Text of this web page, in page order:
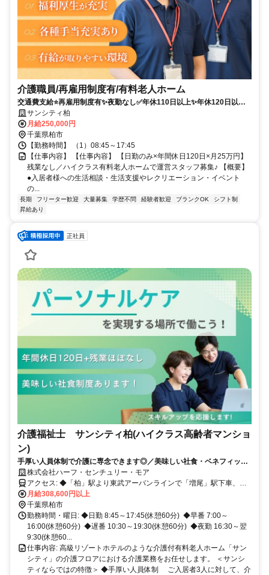
介護職員/再雇用制度有/有料老人ホーム
交通費支給⭐️再雇用制度有✨夜勤なし✅️年休110日以上✨年休120日以上
⭕️担当者オススメ✨残業なし❗️経験者優遇⭐️車通勤ＯＫ✊️駅チカ
サンシティ柏
月給250,000円
千葉県柏市
【勤務時間】 （1）08:45～17:45
【仕事内容】 【仕事内容】 【日勤のみ×年間休日120日×月25万円】
残業なし／ハイクラス有料老人ホームで運営スタッフ募集♪ 【概要】
●入居者様への生活相談・生活支援やレクリエーション・イベント
の...
長期 フリーター歓迎 大量募集 学歴不問 経験者歓迎 ブランクOK
シフト制
昇給あり
正社員
介護福祉士 サンシティ柏(ハイクラス高齢者マンショ
ン)
手厚い人員体制で介護に専念できます◎／美味しい社食・ベネフィット
ワン採用など充実した福利厚生
株式会社ハーフ・センチュリー・モア
アクセス: ◆「柏」駅より東武アーバンラインで「増尾」駅下車、徒
歩6分 ◆「船橋」駅より東武アーバンバークラインで「増尾」駅下
車、徒歩6分
月給308,600円以上
千葉県柏市
勤務時間・曜日: ◆日勤 8:45～17:45(休憩60分) ◆早番 7:00～
16:00(休憩60分) ◆遅番 10:30～19:30(休憩60分) ◆夜勤 16:30～翌
9:30(休憩60...
仕事内容: 高級リゾートホテルのような介護付有料老人ホーム「サン
シティ」の介護フロアにおける介護業務をお任せします。 ＜サンシ
ティならではの特徴＞ ◆手厚い人員体制 ご入居者3人に対して、介